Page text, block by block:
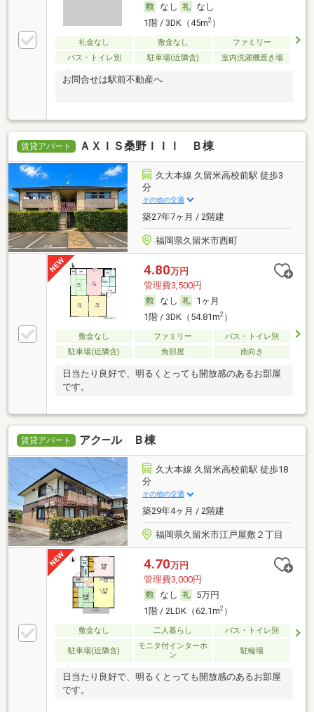
なし
なし
1階 / 3DK（45m2）
礼金なし 敷金なし
ファミリー
バス・トイレ別
駐車場(近隣含) 室内洗濯機置き場
お問合せは駅前不動産へ
賃貸アパート ＡＸＩＳ桑野ＩＩＩ Ｂ棟
久大本線 久留米高校前駅 徒歩3
分
その他の交通
築27年7ヶ月 / 2階建
福岡県久留米市西町
4.80万円
管理費3,500円
なし
1ヶ月
1階 / 3DK（54.81m2）
敷金なし ファミリー
バス・トイレ別
駐車場(近隣含)
角部屋 南向き
日当たり良好で、明るくとっても開放感のあるお部屋
です。
賃貸アパート アク―ル Ｂ棟
久大本線 久留米高校前駅 徒歩18
分
その他の交通
築29年4ヶ月 / 2階建
福岡県久留米市江戸屋敷２丁目
4.70万円
管理費3,000円
なし
5万円
1階 / 2LDK（62.1m2）
敷金なし 二人暮らし バス・トイレ別
駐車場(近隣含)
モニタ付インターホ
ン
駐輪場
日当たり良好で、明るくとっても開放感のあるお部屋
です。